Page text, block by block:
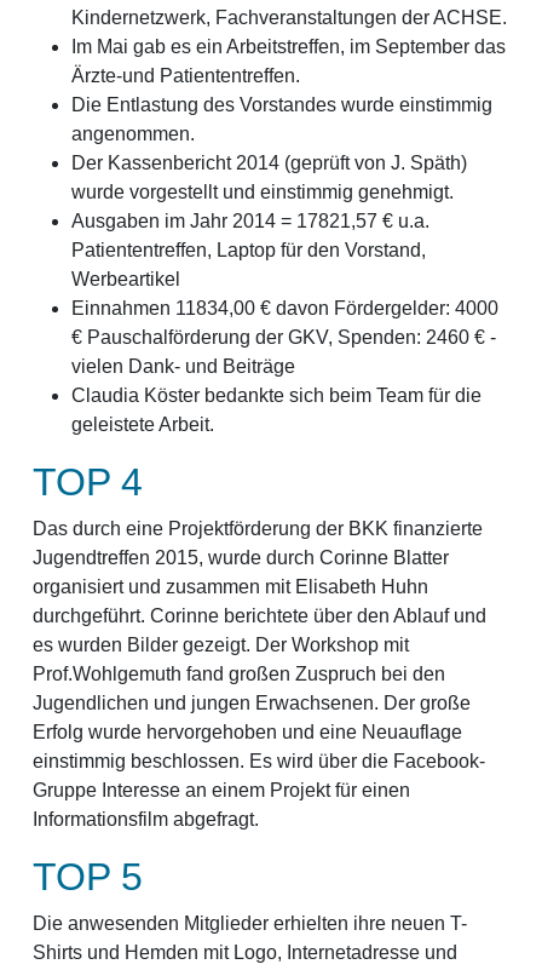
Kindernetzwerk, Fachveranstaltungen der ACHSE.
Im Mai gab es ein Arbeitstreffen, im September das
Ärzte-und Patiententreffen.
Die Entlastung des Vorstandes wurde einstimmig
angenommen.
Der Kassenbericht 2014 (geprüft von J. Späth)
wurde vorgestellt und einstimmig genehmigt.
Ausgaben im Jahr 2014 = 17821,57 € u.a.
Patiententreffen, Laptop für den Vorstand,
Werbeartikel
Einnahmen 11834,00 € davon Fördergelder: 4000
€ Pauschalförderung der GKV, Spenden: 2460 € -
vielen Dank- und Beiträge
Claudia Köster bedankte sich beim Team für die
geleistete Arbeit.
TOP 4
Das durch eine Projektförderung der BKK finanzierte
Jugendtreffen 2015, wurde durch Corinne Blatter
organisiert und zusammen mit Elisabeth Huhn
durchgeführt. Corinne berichtete über den Ablauf und
es wurden Bilder gezeigt. Der Workshop mit
Prof.Wohlgemuth fand großen Zuspruch bei den
Jugendlichen und jungen Erwachsenen. Der große
Erfolg wurde hervorgehoben und eine Neuauflage
einstimmig beschlossen. Es wird über die Facebook-
Gruppe Interesse an einem Projekt für einen
Informationsfilm abgefragt.
TOP 5
Die anwesenden Mitglieder erhielten ihre neuen T-
Shirts und Hemden mit Logo, Internetadresse und